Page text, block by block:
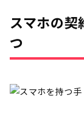
スマホの
つ